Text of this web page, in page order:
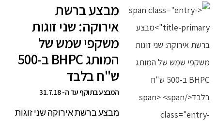
מבצע ברשת
אירוקה: שני זוגות
משקפי שמש של
המותג BHPC ב-500
ש"ח בלבד
המבצע בתוקף עד ה- 31.7.18
מבצע ברשת אירוקה שני זוגות